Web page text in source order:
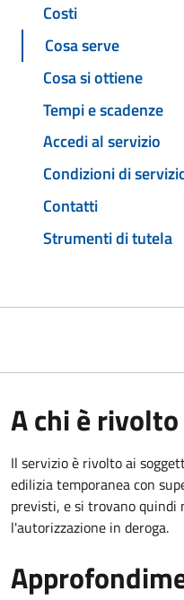
Costi
Cosa serve
Cosa si ottiene
Tempi e scadenze
Accedi al servizio
Condizioni di
Contatti
Strumenti di tutela
A chi è rivolto
Il servizio è rivolto ai
edilizia temporanea con
previsti, e si trovano quindi
l'autorizzazione in deroga.